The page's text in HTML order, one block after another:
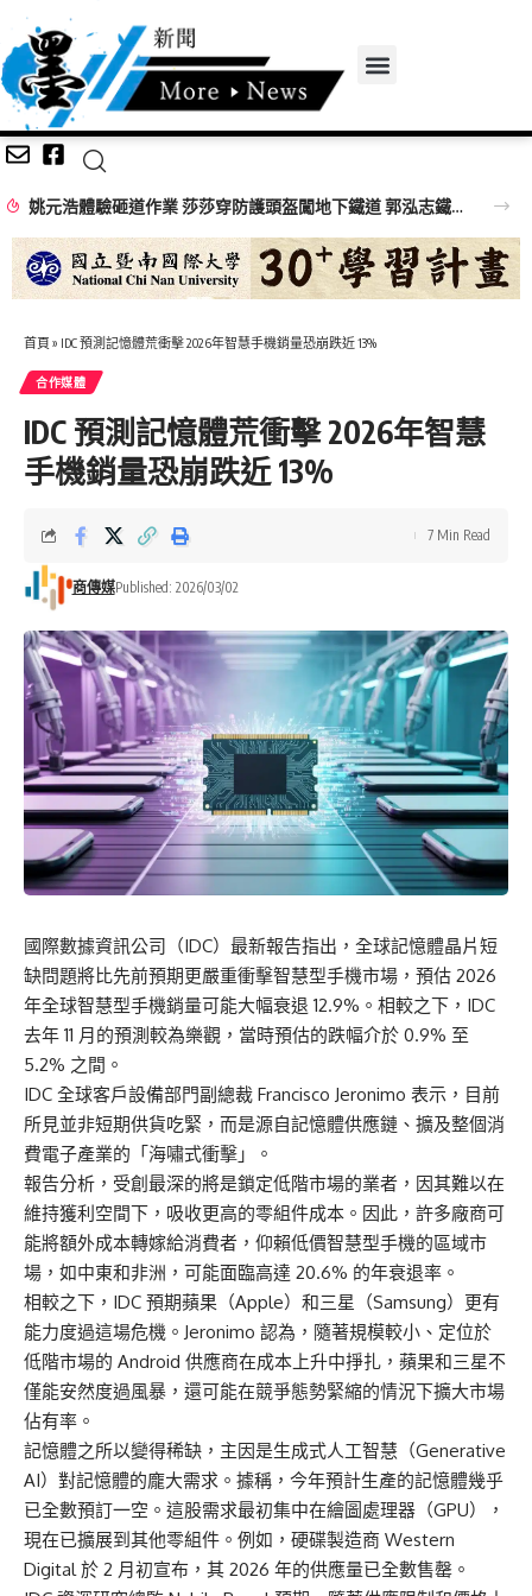
姚元浩體驗砸道作業 莎莎穿防護頭盔闖地下鐵道 郭泓志鐵道員帥氣登場
首頁 » IDC 預測記憶體荒衝擊 2026年智慧手機銷量恐崩跌近 13%
合作媒體
IDC 預測記憶體荒衝擊 2026年智慧
手機銷量恐崩跌近 13%
商傳媒Published: 2026/03/02
7 Min Read
國際數據資訊公司（IDC）最新報告指出，全球記憶體晶片短
缺問題將比先前預期更嚴重衝擊智慧型手機市場，預估 2026
年全球智慧型手機銷量可能大幅衰退 12.9%。相較之下，IDC
去年 11 月的預測較為樂觀，當時預估的跌幅介於 0.9% 至
5.2% 之間。
IDC 全球客戶設備部門副總裁 Francisco Jeronimo 表示，目前
所見並非短期供貨吃緊，而是源自記憶體供應鏈、擴及整個消
費電子產業的「海嘯式衝擊」。
報告分析，受創最深的將是鎖定低階市場的業者，因其難以在
維持獲利空間下，吸收更高的零組件成本。因此，許多廠商可
能將額外成本轉嫁給消費者，仰賴低價智慧型手機的區域市
場，如中東和非洲，可能面臨高達 20.6% 的年衰退率。
相較之下，IDC 預期蘋果（Apple）和三星（Samsung）更有
能力度過這場危機。Jeronimo 認為，隨著規模較小、定位於
低階市場的 Android 供應商在成本上升中掙扎，蘋果和三星不
僅能安然度過風暴，還可能在競爭態勢緊縮的情況下擴大市場
佔有率。
記憶體之所以變得稀缺，主因是生成式人工智慧（Generative
AI）對記憶體的龐大需求。據稱，今年預計生產的記憶體幾乎
已全數預訂一空。這股需求最初集中在繪圖處理器（GPU），
現在已擴展到其他零組件。例如，硬碟製造商 Western
Digital 於 2 月初宣布，其 2026 年的供應量已全數售罄。